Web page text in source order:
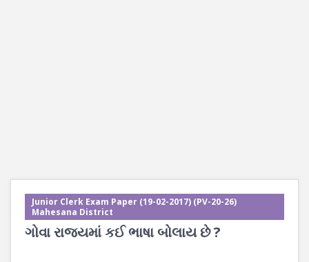
Junior Clerk Exam Paper (19-02-2017) (PV-20-26)
Mahesana District
ગોવા રાજ્યમાં કઈ ભાષા બોલાય છે ?